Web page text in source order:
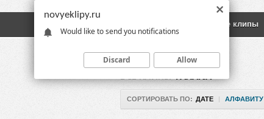
Русские клипы
ВСЕ КЛИПЫ YAXANA
СОРТИРОВАТЬ ПО: ДАТЕ | АЛФАВИТУ
novyeklipy.ru
Would like to send you notifications
Discard Allow